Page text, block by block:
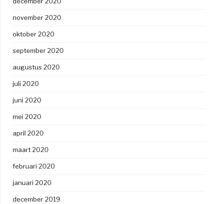
november 2020
oktober 2020
september 2020
augustus 2020
juli 2020
juni 2020
mei 2020
april 2020
maart 2020
februari 2020
januari 2020
december 2019